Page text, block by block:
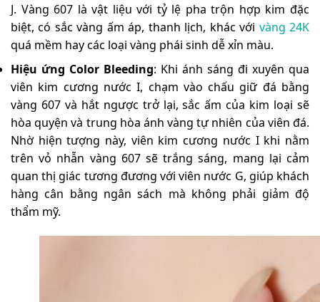
J. Vàng 607 là vật liệu với tỷ lệ pha trộn hợp kim đặc
biệt, có sắc vàng ấm áp, thanh lịch, khác với vàng 24K
quá mềm hay các loại vàng phái sinh dễ xỉn màu.
Hiệu ứng Color Bleeding: Khi ánh sáng đi xuyên qua
viên kim cương nước I, chạm vào chấu giữ đá bằng
vàng 607 và hắt ngược trở lại, sắc ấm của kim loại sẽ
hòa quyện và trung hòa ánh vàng tự nhiên của viên đá.
Nhờ hiện tượng này, viên kim cương nước I khi nằm
trên vỏ nhẫn vàng 607 sẽ trắng sáng, mang lại cảm
quan thị giác tương đương với viên nước G, giúp khách
hàng cân bằng ngân sách mà không phải giảm độ
thẩm mỹ.